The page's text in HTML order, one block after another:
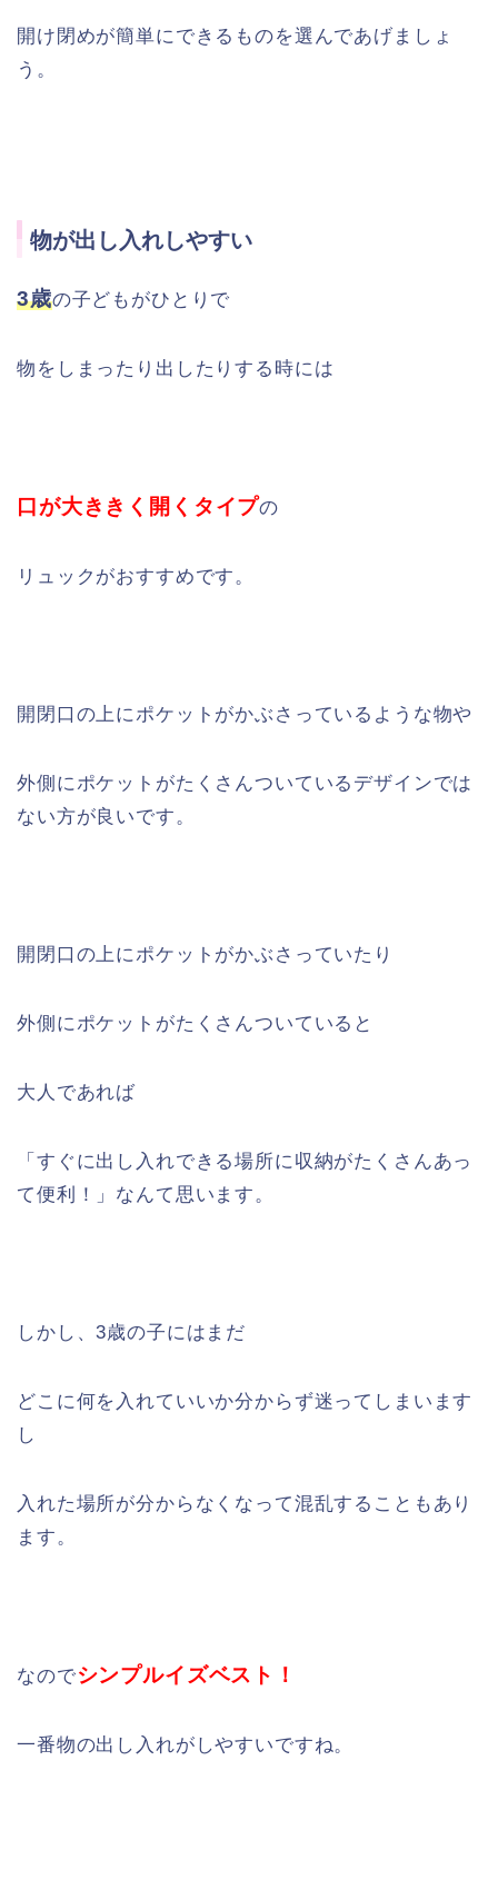
開け閉めが簡単にできるものを選んであげましょ
う。
物が出し入れしやすい
3歳の子どもがひとりで
物をしまったり出したりする時には
口が大ききく開くタイプの
リュックがおすすめです。
開閉口の上にポケットがかぶさっているような物や
外側にポケットがたくさんついているデザインでは
ない方が良いです。
開閉口の上にポケットがかぶさっていたり
外側にポケットがたくさんついていると
大人であれば
「すぐに出し入れできる場所に収納がたくさんあっ
て便利！」なんて思います。
しかし、3歳の子にはまだ
どこに何を入れていいか分からず迷ってしまいます
し
入れた場所が分からなくなって混乱することもあり
ます。
なのでシンプルイズベスト！
一番物の出し入れがしやすいですね。